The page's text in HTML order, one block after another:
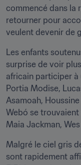
commencé dans la
retourner pour
veulent devenir de
Les enfants
surprise de voir
africain participer à
Portia Modise,
Asamoah,
Webó se trouvaient
Maia Jackman,
Malgré le ciel gris
sont rapidement